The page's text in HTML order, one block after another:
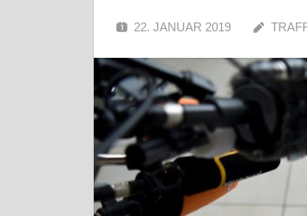
22. JANUAR 2019